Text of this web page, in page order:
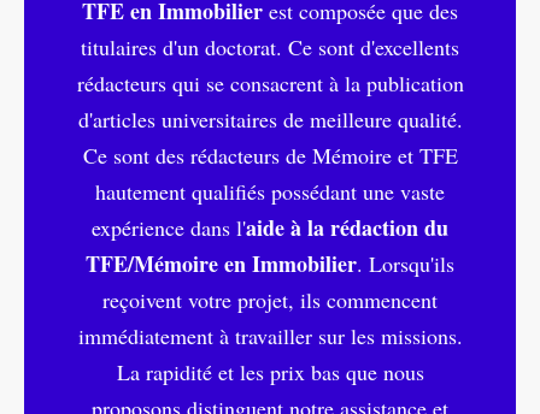
TFE en Immobilier est composée que des
titulaires d'un doctorat. Ce sont d'excellents
rédacteurs qui se consacrent à la publication
d'articles universitaires de meilleure qualité.
Ce sont des rédacteurs de Mémoire et TFE
hautement qualifiés possédant une vaste
expérience dans l'aide à la rédaction du
TFE/Mémoire en Immobilier. Lorsqu'ils
reçoivent votre projet, ils commencent
immédiatement à travailler sur les missions.
La rapidité et les prix bas que nous
proposons distinguent notre assistance et